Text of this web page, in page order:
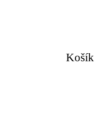
Košík